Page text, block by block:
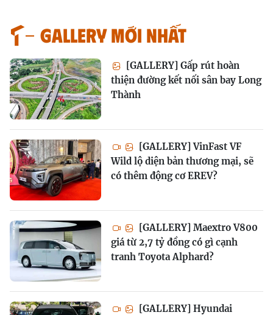
GALLERY MỚI NHẤT
[GALLERY] Gấp rút hoàn
thiện đường kết nối sân bay Long
Thành
[GALLERY] VinFast VF
Wild lộ diện bản thương mại, sẽ
có thêm động cơ EREV?
[GALLERY] Maextro V800
giá từ 2,7 tỷ đồng có gì cạnh
tranh Toyota Alphard?
[GALLERY] Hyundai